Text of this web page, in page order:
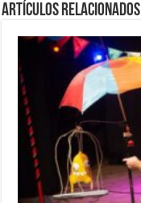
Artículos Relacionados